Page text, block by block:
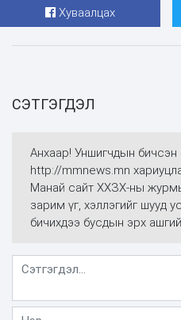
Хуваалцах
СЭТГЭГДЭЛ
Анхаар! Уншигчдын бичсэн
http://mmnews.mn
Манай сайт ХХЗХ-ны
зарим үг, хэллэгийг шууд
бичихдээ бусдын эрх